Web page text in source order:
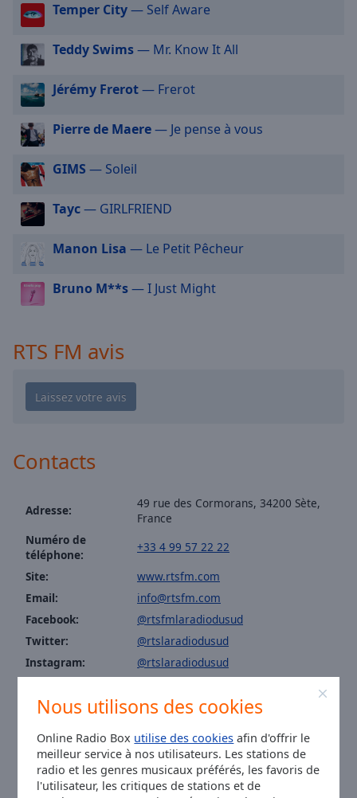
Nous utilisons des cookies
Online Radio Box utilise des cookies afin d'offrir le
meilleur service à nos utilisateurs. Les stations de
radio et les genres musicaux préférés, les favoris de
l'utilisateur, les critiques de stations et de
dialog
Escape
cancel
and
close
Color
Opacity
Text
Opacity
Background
Font
Edge
Style
Family
Temper City— Self Aware
Teddy Swims— Mr. Know It All
Jérémy Frerot— Frerot
Pierre de Maere— Je pense à vous
GIMS — Soleil
Tayc— GIRLFRIEND
Manon Lisa — Le Petit Pêcheur
Bruno M**s— I Just Might
RTS FM avis
Contacts
Adresse:
49 rue des Cormorans, 34200 Sète,
France
Numéro de
téléphone:
+33 4 99 57 22 22
Site:
www.rtsfm.com
Email:
info@rtsfm.com
Facebook:
@rtsfmlaradiodusud
Twitter:
@rtslaradiodusud
Instagram:
@rtslaradiodusud
Pour joindre la rédaction : redaction@rtsfm.com
Pour un partenariat : promo@rtsfm.com
Pour nous envoyer une musique : decouverte@rtsfm.com
Heure à Toulouse:17:53,08.09.2026